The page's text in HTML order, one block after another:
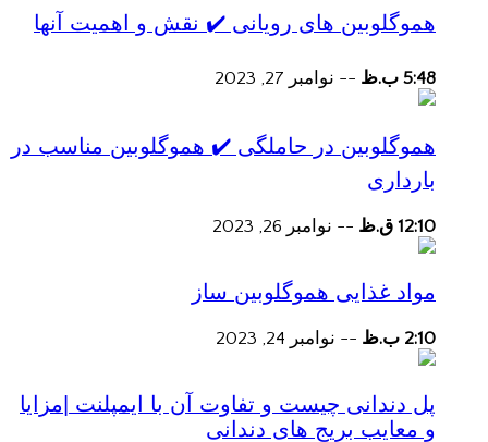
هموگلوبین های رویانی ✔️ نقش و اهمیت آنها
5:48 ب.ظ -- نوامبر 27, 2023
هموگلوبین در حاملگی ✔️ هموگلوبین مناسب در
بارداری
12:10 ق.ظ -- نوامبر 26, 2023
مواد غذایی هموگلوبین ساز
2:10 ب.ظ -- نوامبر 24, 2023
پل دندانی چیست و تفاوت آن با ایمپلنت |مزایا
و معایب بریج های دندانی